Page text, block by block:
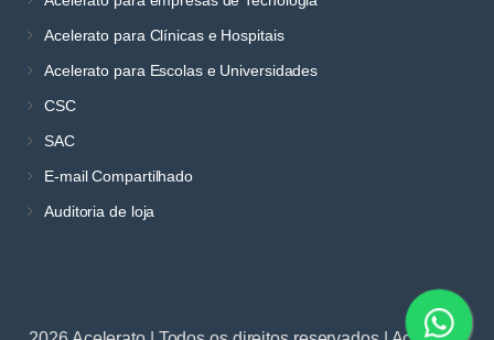
Acelerato para Clínicas e Hospitais
Acelerato para Escolas e Universidades
CSC
SAC
E-mail Compartilhado
Auditoria de loja